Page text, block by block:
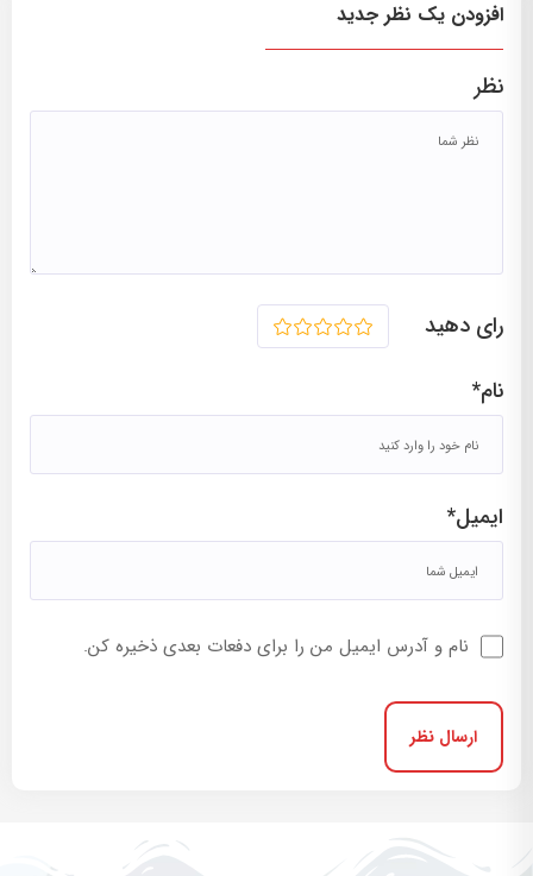
– محسن تقی زاده
– علی اکبرحاجی شمس
– امیرحسین آلادپوش
گالری تصاویر:
افزودن یک نظر جدید
نظر
رای دهید 5
4
3
2
نام*
ایمیل*
نام و آدرس ایمیل من را برای دفعات بعدی ذخیره کن.